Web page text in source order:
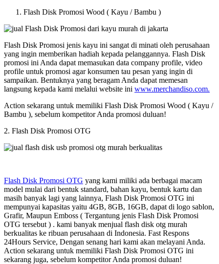
Flash Disk Promosi Wood ( Kayu / Bambu )
Flash Disk Promosi jenis kayu ini sangat di minati oleh perusahaan
yang ingin memberikan hadiah kepada pelanggannya. Flash Disk
promosi ini Anda dapat memasukan data company profile, video
profile untuk promosi agar konsumen tau pesan yang ingin di
sampaikan. Bentuknya yang beragam Anda dapat memesan
langsung kepada kami melalui website ini www.merchandiso.com.
Action sekarang untuk memiliki Flash Disk Promosi Wood ( Kayu /
Bambu ), sebelum kompetitor Anda promosi duluan!
2. Flash Disk Promosi OTG
Flash Disk Promosi OTG yang kami miliki ada berbagai macam
model mulai dari bentuk standard, bahan kayu, bentuk kartu dan
masih banyak lagi yang lainnya, Flash Disk Promosi OTG ini
mempunyai kapasitas yaitu 4GB, 8GB, 16GB, dapat di logo sablon,
Grafir, Maupun Emboss ( Tergantung jenis Flash Disk Promosi
OTG tersebut ) . kami banyak menjual flash disk otg murah
berkualitas ke ribuan perusahaan di Indonesia. Fast Respons
24Hours Service, Dengan senang hari kami akan melayani Anda.
Action sekarang untuk memiliki Flash Disk Promosi OTG ini
sekarang juga, sebelum kompetitor Anda promosi duluan!